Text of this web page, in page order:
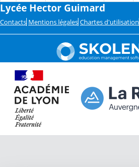
Lycée Hector Guimard
Contacts Mentions légales Chartes d'utilisation